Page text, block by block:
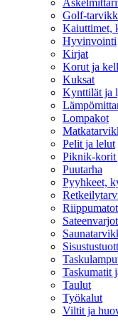
Golf-
Kaiuttimet,
Hyvinvointi
Kirjat
Korut ja
Kuksat
Kynttilät ja
Lompakot
Pelit ja lelut
Piknik-korit
Puutarha
Pyyhkeet,
Sateenvarjot
Taskumatit
Taulut
Työkalut
Viltit ja